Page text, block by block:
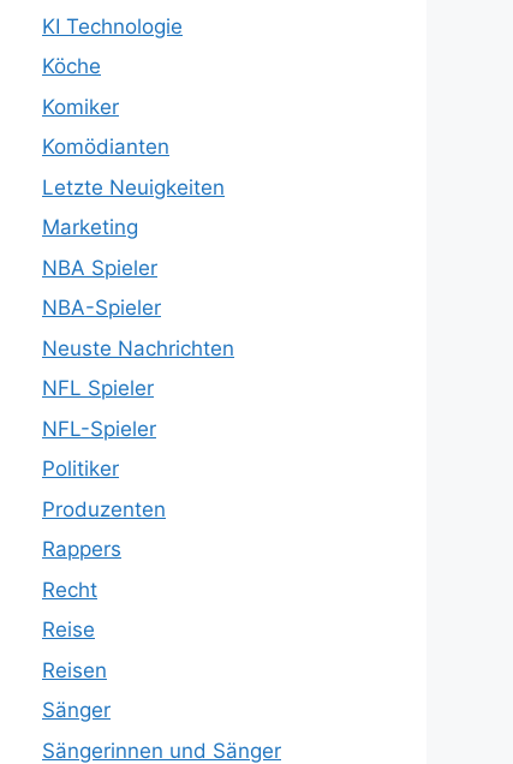
KI Technologie
Köche
Komiker
Komödianten
Letzte Neuigkeiten
Marketing
NBA Spieler
NBA-Spieler
Neuste Nachrichten
NFL Spieler
NFL-Spieler
Politiker
Produzenten
Rappers
Recht
Reise
Reisen
Sänger
Sängerinnen und Sänger